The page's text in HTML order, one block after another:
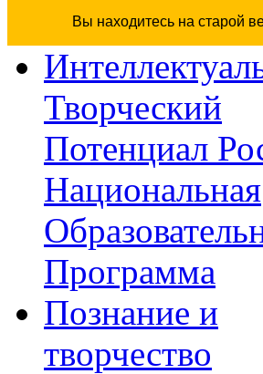
Вы находитесь на старой
Творческий
Потенциал
Национальная
Программа
Познание и
творчество